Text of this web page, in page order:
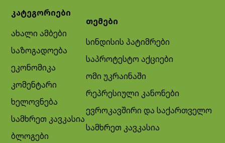
კატეგორიები
ახალი ამბები
საზოგადოება
ეკონომიკა
კომენტარი
ხელოვნება
სამხრეთ კავკასია
ბლოგები
თემები
სინდისის პატიმრები
საპროტესტო აქციები
ომი უკრაინაში
რეპრესიული კანონები
ევროკავშირი და საქართველო
სამხრეთ კავკასია